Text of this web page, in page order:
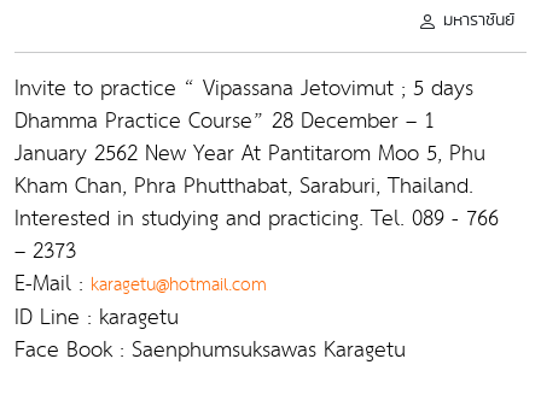
มหาราชันย์
Invite to practice “ Vipassana Jetovimut ; 5 days
Dhamma Practice Course” 28 December – 1
January 2562 New Year At Pantitarom Moo 5, Phu
Kham Chan, Phra Phutthabat, Saraburi, Thailand.
Interested in studying and practicing. Tel. 089 - 766
– 2373
E-Mail : karagetu@hotmail.com
ID Line : karagetu
Face Book : Saenphumsuksawas Karagetu